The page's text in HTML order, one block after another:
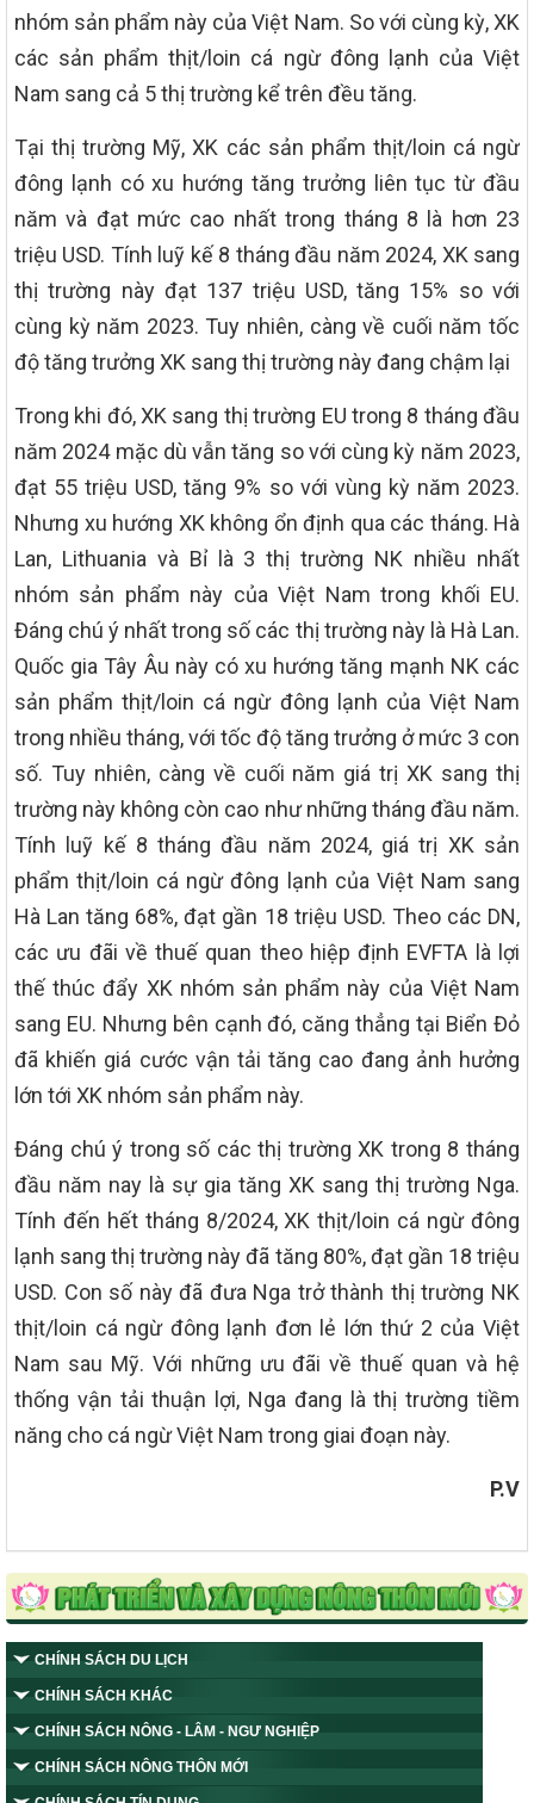
nhóm sản phẩm này của Việt Nam. So với cùng kỳ, XK
các sản phẩm thịt/loin cá ngừ đông lạnh của Việt
Nam sang cả 5 thị trường kể trên đều tăng.
Tại thị trường Mỹ, XK các sản phẩm thịt/loin cá ngừ
đông lạnh có xu hướng tăng trưởng liên tục từ đầu
năm và đạt mức cao nhất trong tháng 8 là hơn 23
triệu USD. Tính luỹ kế 8 tháng đầu năm 2024, XK sang
thị trường này đạt 137 triệu USD, tăng 15% so với
cùng kỳ năm 2023. Tuy nhiên, càng về cuối năm tốc
độ tăng trưởng XK sang thị trường này đang chậm lại
Trong khi đó, XK sang thị trường EU trong 8 tháng đầu
năm 2024 mặc dù vẫn tăng so với cùng kỳ năm 2023,
đạt 55 triệu USD, tăng 9% so với vùng kỳ năm 2023.
Nhưng xu hướng XK không ổn định qua các tháng. Hà
Lan, Lithuania và Bỉ là 3 thị trường NK nhiều nhất
nhóm sản phẩm này của Việt Nam trong khối EU.
Đáng chú ý nhất trong số các thị trường này là Hà Lan.
Quốc gia Tây Âu này có xu hướng tăng mạnh NK các
sản phẩm thịt/loin cá ngừ đông lạnh của Việt Nam
trong nhiều tháng, với tốc độ tăng trưởng ở mức 3 con
số. Tuy nhiên, càng về cuối năm giá trị XK sang thị
trường này không còn cao như những tháng đầu năm.
Tính luỹ kế 8 tháng đầu năm 2024, giá trị XK sản
phẩm thịt/loin cá ngừ đông lạnh của Việt Nam sang
Hà Lan tăng 68%, đạt gần 18 triệu USD. Theo các DN,
các ưu đãi về thuế quan theo hiệp định EVFTA là lợi
thế thúc đẩy XK nhóm sản phẩm này của Việt Nam
sang EU. Nhưng bên cạnh đó, căng thẳng tại Biển Đỏ
đã khiến giá cước vận tải tăng cao đang ảnh hưởng
lớn tới XK nhóm sản phẩm này.
Đáng chú ý trong số các thị trường XK trong 8 tháng
đầu năm nay là sự gia tăng XK sang thị trường Nga.
Tính đến hết tháng 8/2024, XK thịt/loin cá ngừ đông
lạnh sang thị trường này đã tăng 80%, đạt gần 18 triệu
USD. Con số này đã đưa Nga trở thành thị trường NK
thịt/loin cá ngừ đông lạnh đơn lẻ lớn thứ 2 của Việt
Nam sau Mỹ. Với những ưu đãi về thuế quan và hệ
thống vận tải thuận lợi, Nga đang là thị trường tiềm
năng cho cá ngừ Việt Nam trong giai đoạn này.
P.V
CHÍNH SÁCH DU LỊCH
CHÍNH SÁCH KHÁC
CHÍNH SÁCH NÔNG - LÂM - NGƯ NGHIỆP
CHÍNH SÁCH NÔNG THÔN MỚI